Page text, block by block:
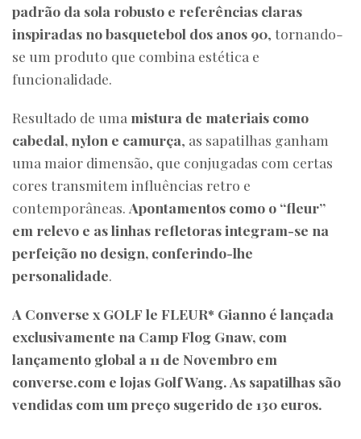
padrão da sola robusto e referências claras
inspiradas no basquetebol dos anos 90, tornando-
se um produto que combina estética e
funcionalidade.
Resultado de uma mistura de materiais como
cabedal, nylon e camurça, as sapatilhas ganham
uma maior dimensão, que conjugadas com certas
cores transmitem influências retro e
contemporâneas. Apontamentos como o “fleur”
em relevo e as linhas refletoras integram-se na
perfeição no design, conferindo-lhe
personalidade.
A Converse x GOLF le FLEUR* Gianno é lançada
exclusivamente na Camp Flog Gnaw, com
lançamento global a 11 de Novembro em
converse.com e lojas Golf Wang. As sapatilhas são
vendidas com um preço sugerido de 130 euros.